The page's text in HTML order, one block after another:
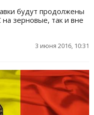
будут продолжены
на зерновые, так и вне
3 июня 2016, 10:31